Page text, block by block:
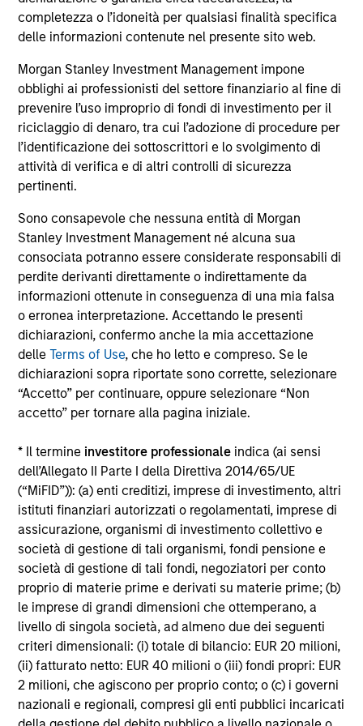
completezza o l’idoneità per qualsiasi finalità specifica
delle informazioni contenute nel presente sito web.
Morgan Stanley Investment Management impone
obblighi ai professionisti del settore finanziario al fine di
prevenire l’uso improprio di fondi di investimento per il
riciclaggio di denaro, tra cui l’adozione di procedure per
l’identificazione dei sottoscrittori e lo svolgimento di
attività di verifica e di altri controlli di sicurezza
pertinenti.
Sono consapevole che nessuna entità di Morgan
Stanley Investment Management né alcuna sua
consociata potranno essere considerate responsabili di
perdite derivanti direttamente o indirettamente da
informazioni ottenute in conseguenza di una mia falsa
o erronea interpretazione. Accettando le presenti
dichiarazioni, confermo anche la mia accettazione
delleTerms of Use, che ho letto e compreso. Se le
dichiarazioni sopra riportate sono corrette, selezionare
“Accetto” per continuare, oppure selezionare “Non
accetto” per tornare alla pagina iniziale.
* Il termine investitore professionale indica (ai sensi
dell’Allegato II Parte I della Direttiva 2014/65/UE
(“MiFID”)): (a) enti creditizi, imprese di investimento, altri
istituti finanziari autorizzati o regolamentati, imprese di
assicurazione, organismi di investimento collettivo e
società di gestione di tali organismi, fondi pensione e
società di gestione di tali fondi, negoziatori per conto
proprio di materie prime e derivati su materie prime; (b)
le imprese di grandi dimensioni che ottemperano, a
livello di singola società, ad almeno due dei seguenti
criteri dimensionali: (i) totale di bilancio: EUR 20 milioni,
(ii) fatturato netto: EUR 40 milioni o (iii) fondi propri: EUR
2 milioni, che agiscono per proprio conto; o (c) i governi
nazionali e regionali, compresi gli enti pubblici incaricati
all’emissione e al rimborso delle azioni. La fonte di tutti i
dati relativi alle performance e agli indici è Morgan Stanley
Investment Management Limited (“MSIM Ltd”).
Il valore degli investimenti e i proventi da essi derivanti
possono aumentare come diminuire e un investitore può
non
recuperare l'importo investito.
I dati di performance per i comparti con track record
inferiore a un anno non sono illustrati. Le performance sono
calcolate al netto delle commissioni. I dati di performance
da inizio anno non sono annualizzati. Le performance di
altre classi di azioni, se disponibili, potrebbero essere
diverse. Prima di investire si consiglia di valutare
attentamente gli obiettivi d’investimento, i rischi, le
commissioni e le spese del comparto.
Il ricorso alla leva aumenta i rischi: una variazione
relativamente contenuta nel valore di un investimento può
determinare una variazione molto più elevata, sia in senso
positivo che negativo, nel valore di quell’investimento e, di
conseguenza, nel valore del Comparto.
Alcuni documenti disponibili in questo sito possono
riguardare più comparti della gamma Morgan Stanley
Investment Funds. Si fa presente che non tutti i comparti
sono disponibili per le persone residenti nelle giurisdizioni
in cui tale distribuzione o disponibilità sia contraria alle
leggi o ai regolamenti locali.
Più alta è la categoria (1-7), maggiore è il potenziale di
rendimento, ma anche il rischio di perdere l’investimento.
La categoria 1 non indica un investimento privo di rischio. Si
rimanda al Documento contenente informazioni chiave per
gli investitori (KIID), nella sezione Risorse, per il rating di
rischio specifico per le classi di azioni e le avvertenze.
Il Morningstar Rating™,o “star rating” viene calcolato per i
prodotti gestiti (inclusi fondi comuni, sottoconti di rendite
variabili e polizze vita variabili, exchange-traded fund, fondi
chiusi e conti separati) con uno storico minimo di tre anni.
Gli exchange-traded fund e i fondi comuni aperti sono
considerati come un’unica categoria a fini comparativi. Il
rating viene calcolato sulla base di una misura del